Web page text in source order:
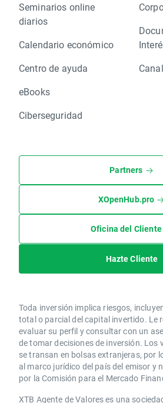
Seminarios online
diarios
Calendario económico
Centro de ayuda
eBooks
Ciberseguridad
Partners
XOpenHub.pro
Oficina del Cliente
Hazte Cliente
Toda inversión implica riesgos,
total o parcial del capital invertido. Le
evaluar su perfil y consultar con un
de tomar decisiones de inversión. Los
se transan en bolsas extranjeras, por
al marco jurídico del país del emisor y
por la Comisión para el Mercado
XTB Agente de Valores es una